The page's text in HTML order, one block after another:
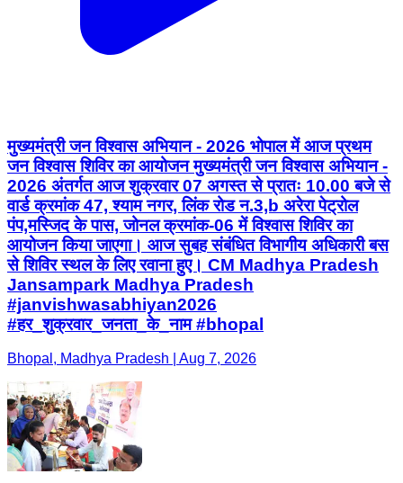
मुख्यमंत्री जन विश्वास अभियान - 2026 भोपाल में आज प्रथम
जन विश्वास शिविर का आयोजन मुख्यमंत्री जन विश्वास अभियान -
2026 अंतर्गत आज शुक्रवार 07 अगस्त से प्रातः 10.00 बजे से
वार्ड क्रमांक 47, श्याम नगर, लिंक रोड न.3,b अरेरा पेट्रोल
पंप,मस्जिद के पास, जोनल क्रमांक-06 में विश्वास शिविर का
आयोजन किया जाएगा। आज सुबह संबंधित विभागीय अधिकारी बस
से शिविर स्थल के लिए रवाना हुए। CM Madhya Pradesh
Jansampark Madhya Pradesh
#janvishwasabhiyan2026
#हर_शुक्रवार_जनता_के_नाम #bhopal
Bhopal, Madhya Pradesh | Aug 7, 2026